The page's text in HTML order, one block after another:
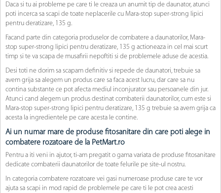
Daca si tu ai probleme pe care ti le creaza un anumit tip de daunator, atunci
poti incerca sa scapi de toate neplacerile cu Mara-stop super-strong lipici
pentru deratizare, 135 g.
Facand parte din categoria produselor de combatere a daunatorilor, Mara-
stop super-strong lipici pentru deratizare, 135 g actioneaza in cel mai scurt
timp si te va scapa de musafirii nepoftiti si de problemele aduse de acestia.
Desi toti ne dorim sa scapam definitiv si repede de daunatori, trebuie sa
avem grija sa alegem un produs care sa faca acest lucru, dar care sa nu
contina substante ce pot afecta mediul inconjurator sau persoanele din jur.
Atunci cand alegem un produs destinat combaterii daunatorilor, cum este si
Mara-stop super-strong lipici pentru deratizare, 135 g trebuie sa avem grija ca
acesta la ingredientele pe care acesta le contine.
Ai un numar mare de produse fitosanitare din care poti alege in
combatere rozatoare de la PetMart.ro
Pentru a iti veni in ajutor, ti-am pregatit o gama variata de produse fitosanitare
dedicate combaterii daunatorilor de toate felurile pe site-ul nostru.
In categoria combatere rozatoare vei gasi numeroase produse care te vor
ajuta sa scapi in mod rapid de problemele pe care ti le pot crea acesti